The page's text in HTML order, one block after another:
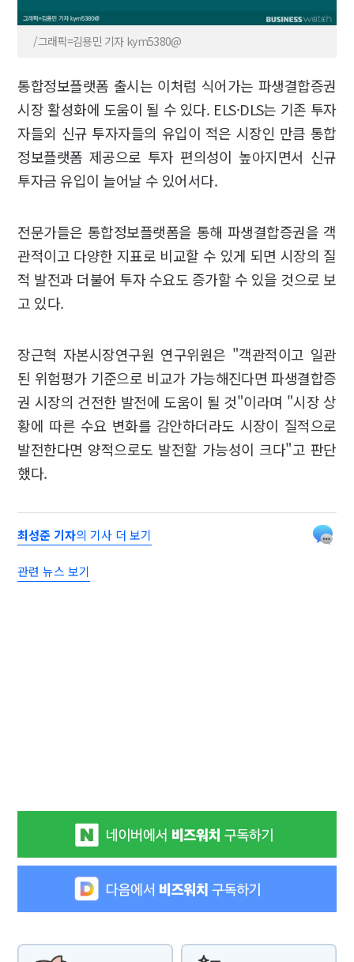
/그래픽=김용민 기자 kym5380@
통합정보플랫폼 출시는 이처럼 식어가는 파생결합증권
시장 활성화에 도움이 될 수 있다. ELS·DLS는 기존 투자
자들외 신규 투자자들의 유입이 적은 시장인 만큼 통합
정보플랫폼 제공으로 투자 편의성이 높아지면서 신규
투자금 유입이 늘어날 수 있어서다.
전문가들은 통합정보플랫폼을 통해 파생결합증권을 객
관적이고 다양한 지표로 비교할 수 있게 되면 시장의 질
적 발전과 더불어 투자 수요도 증가할 수 있을 것으로 보
고 있다.
장근혁 자본시장연구원 연구위원은 "객관적이고 일관
된 위험평가 기준으로 비교가 가능해진다면 파생결합증
권 시장의 건전한 발전에 도움이 될 것"이라며 "시장 상
황에 따른 수요 변화를 감안하더라도 시장이 질적으로
발전한다면 양적으로도 발전할 가능성이 크다"고 판단
했다.
최성준 기자의 기사 더 보기
관련 뉴스 보기